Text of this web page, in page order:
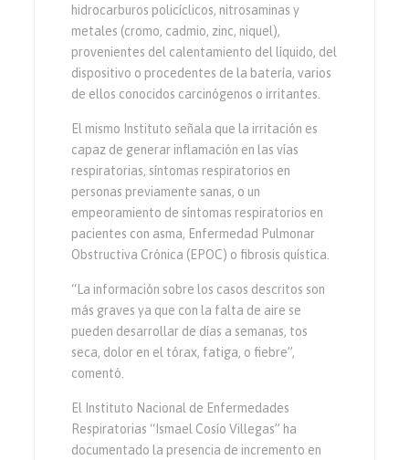
hidrocarburos policíclicos, nitrosaminas y
metales (cromo, cadmio, zinc, niquel),
provenientes del calentamiento del líquido, del
dispositivo o procedentes de la batería, varios
de ellos conocidos carcinógenos o irritantes.
El mismo Instituto señala que la irritación es
capaz de generar inflamación en las vías
respiratorias, síntomas respiratorios en
personas previamente sanas, o un
empeoramiento de síntomas respiratorios en
pacientes con asma, Enfermedad Pulmonar
Obstructiva Crónica (EPOC) o fibrosis quística.
“La información sobre los casos descritos son
más graves ya que con la falta de aire se
pueden desarrollar de días a semanas, tos
seca, dolor en el tórax, fatiga, o fiebre”,
comentó.
El Instituto Nacional de Enfermedades
Respiratorias “Ismael Cosío Villegas” ha
documentado la presencia de incremento en